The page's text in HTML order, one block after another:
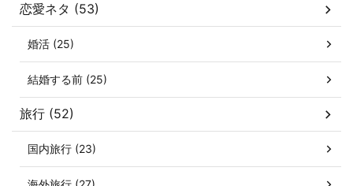
恋愛ネタ (53)
婚活 (25)
結婚する前 (25)
旅行 (52)
国内旅行 (23)